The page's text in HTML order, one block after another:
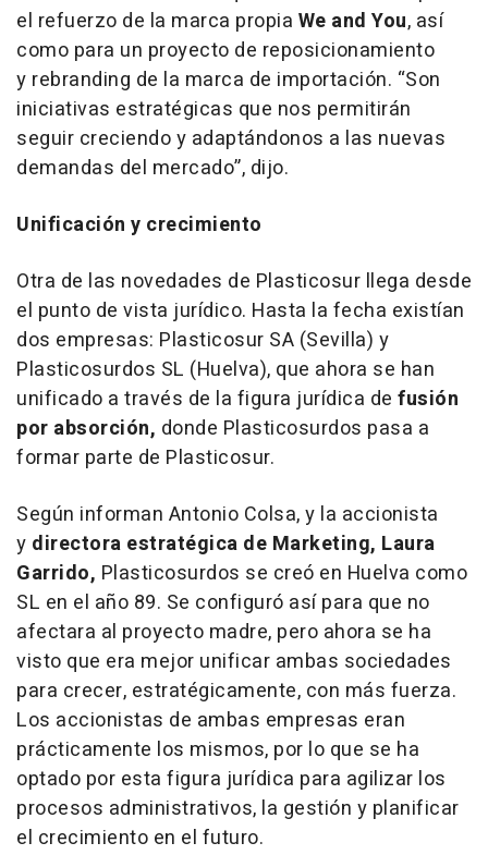
el refuerzo de la marca propia We and You, así
como para un proyecto de reposicionamiento
y rebranding de la marca de importación. “Son
iniciativas estratégicas que nos permitirán
seguir creciendo y adaptándonos a las nuevas
demandas del mercado”, dijo.
Unificación y crecimiento
Otra de las novedades de Plasticosur llega desde
el punto de vista jurídico. Hasta la fecha existían
dos empresas: Plasticosur SA (Sevilla) y
Plasticosurdos SL (Huelva), que ahora se han
unificado a través de la figura jurídica de fusión
por absorción, donde Plasticosurdos pasa a
formar parte de Plasticosur.
Según informan Antonio Colsa, y la accionista
y directora estratégica de Marketing, Laura
Garrido, Plasticosurdos se creó en Huelva como
SL en el año 89. Se configuró así para que no
afectara al proyecto madre, pero ahora se ha
visto que era mejor unificar ambas sociedades
para crecer, estratégicamente, con más fuerza.
Los accionistas de ambas empresas eran
prácticamente los mismos, por lo que se ha
optado por esta figura jurídica para agilizar los
procesos administrativos, la gestión y planificar
el crecimiento en el futuro.